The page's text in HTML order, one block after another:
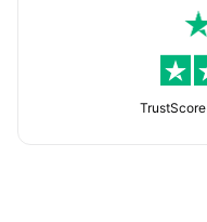
TrustScore